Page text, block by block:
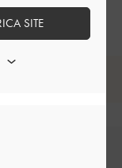
SITE